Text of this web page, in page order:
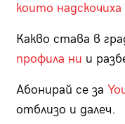
които
Какво става в
профила ни и
Абонирай се за
отблизо и далеч.